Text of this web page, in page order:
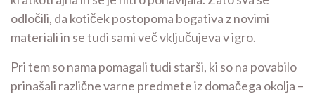
odločili, da kotiček postopoma bogativa z novimi
materiali in se tudi sami več vključujeva v igro.
Pri tem so nama pomagali tudi starši, ki so na povabilo
prinašali različne varne predmete iz domačega okolja –